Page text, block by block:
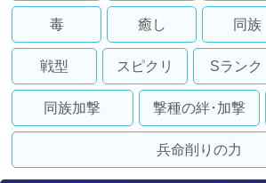
毒 癒し 同族
戦型 スピクリ Sランク
同族加撃 撃種の絆･加撃
兵命削りの力